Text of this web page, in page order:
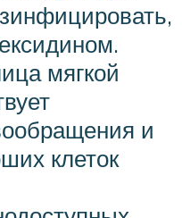
мягкой
и
клеток